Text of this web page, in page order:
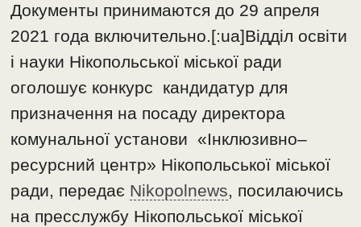
Документы принимаются до 29 апреля
2021 года включительно.[:ua]Відділ освіти
і науки Нікопольської міської ради
оголошує конкурс кандидатур для
призначення на посаду директора
комунальної установи «Інклюзивно–
ресурсний центр» Нікопольської міської
ради, передає Nikopolnews, посилаючись
на пресслужбу Нікопольської міської